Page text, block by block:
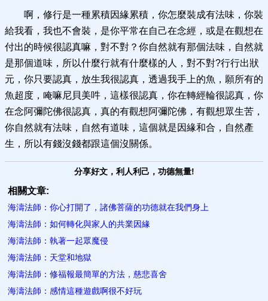
啊，修行是一種累積因緣累積，你怎麼裝成有法味，你裝
給我看，我也不會裝，是你平常在自己在念經，或是在觀想在
付出的時候很認真嘛，對不對？你自然就有那個法味，自然就
是那個道味，所以什麼行就有什麼樣的人，對不對?行行出狀
元，你只要認真，放生我很認真，透過我手上的魚，願所有的
魚超度，唵嘛尼貝美吽，這樣很認真，你在轉經輪很認真，你
在念阿彌陀佛很認真，真的有觀想阿彌陀佛，有觀想眾生苦，
你自然就有法味，自然有道味，這個就是因緣和合，自然產
生，所以有錢沒錢都跟這個沒關係。
分享好文，利人利己，功德無量!
相關文章:
海濤法師：你心打開了，諸佛菩薩的功德就在我們身上
海濤法師：如何轉化與家人的共業因緣
海濤法師：執著一起眾魔侵
海濤法師：天堂和地獄
海濤法師：修福報最簡單的方法，慈悲喜舍
海濤法師：感情這種遊戲啊很不好玩